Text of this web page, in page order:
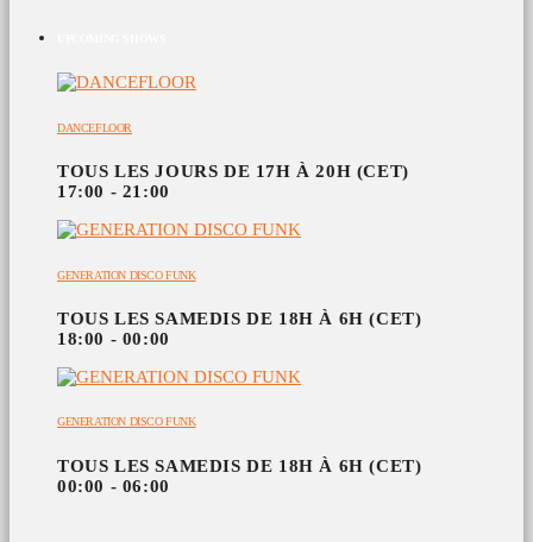
DANCEFLOOR
TOUS LES JOURS DE 17H À 20H (CET)
17:00 - 21:00
GENERATION DISCO FUNK
TOUS LES SAMEDIS DE 18H À 6H (CET)
18:00 - 00:00
GENERATION DISCO FUNK
TOUS LES SAMEDIS DE 18H À 6H (CET)
00:00 - 06:00